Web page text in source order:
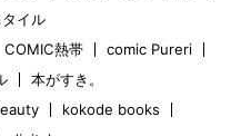
イル
COMIC熱帯
comic Pureri
本がすき。
kokode books